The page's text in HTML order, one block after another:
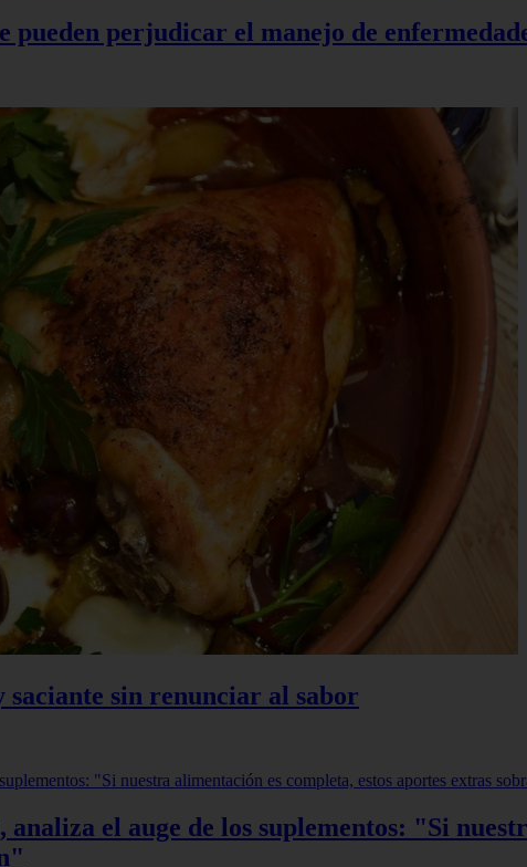
pueden perjudicar el manejo de
sin renunciar al sabor
el auge de los suplementos: "Si